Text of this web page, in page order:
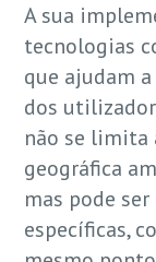
A sua
tecnologias
que ajudam
dos
não se limita
geográfica
mas pode
específicas,